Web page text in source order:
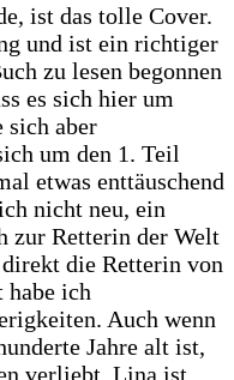
ist das tolle Cover.
und ist ein richtiger
zu lesen begonnen
es sich hier um
sich aber
um den 1. Teil
etwas enttäuschend
nicht neu, ein
zur Retterin der Welt
die Retterin von
habe ich
Auch wenn
Jahre alt ist,
verliebt. Lina ist